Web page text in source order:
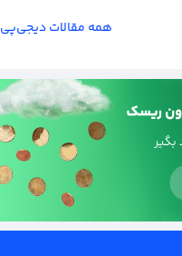
همه مقالات دیجی‌پی